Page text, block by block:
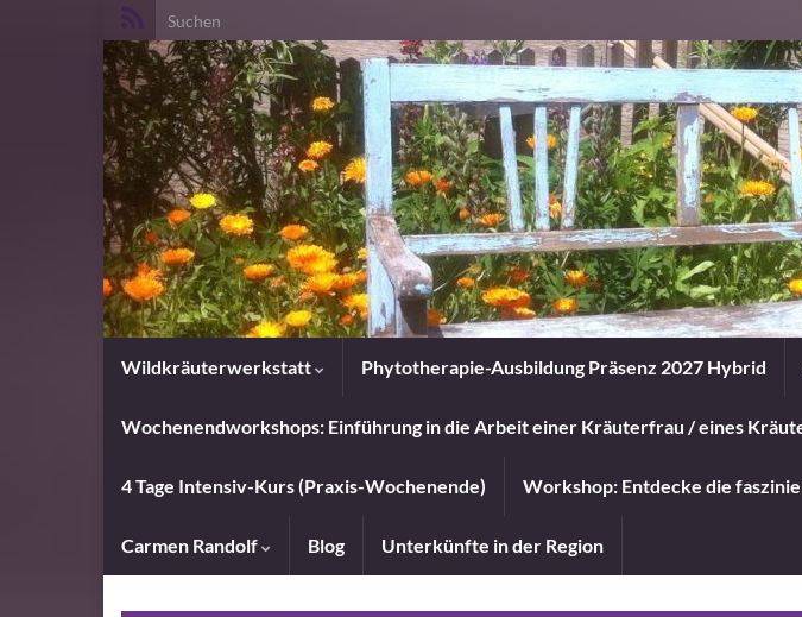
Search for:
Wildkräuterwerkstatt Phytotherapie-Ausbildung Präsenz 2027 Hybrid
Wochenendworkshops: Einführung in die Arbeit einer Kräuterfrau / eines
4 Tage Intensiv-Kurs (Praxis-Wochenende) Workshop: Entdecke die
Carmen Randolf Blog Unterkünfte in der Region